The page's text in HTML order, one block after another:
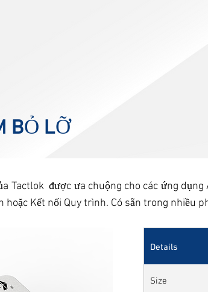
BỎ LỠ
Tactlok được ưa chuộng cho các ứng
hoặc Kết nối Quy trình. Có sẵn trong nhiều
Details
Size